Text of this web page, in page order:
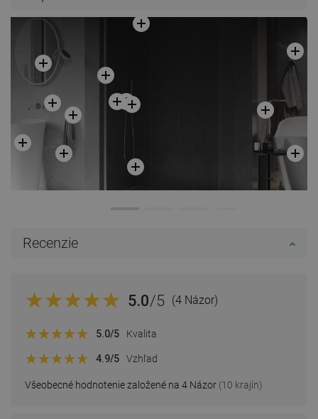
Recenzie
5.0/5 (4 Názor)
Všeobecné hodnotenie založené na 4 Názor (10 krajín)
5.0/5 Kvalita
4.9/5 Vzhľad